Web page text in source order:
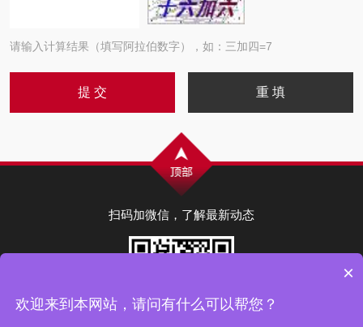
请输入计算结果（填写阿拉伯数字），如：三加四=7
扫码加微信，了解最新动态
×
欢迎来到本网站，请问有什么可以帮您？